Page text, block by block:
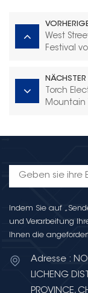
West
Festival
Torch
Mountain
Indem Sie auf
und Verarbeitung
Ihnen die
Adresse :
LICHENG
PROVINCE,